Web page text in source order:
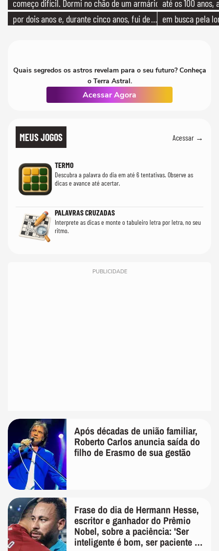
começo difícil. Dormi no chão de um armário
por dois anos e, durante cinco anos, fui de
até os 100
em busca pela
Quais segredos os astros revelam para o seu futuro? Conheça
o Terra Astral.
Acessar Agora
MEUS JOGOS Acessar →
TERMO
Descubra a palavra do dia em até 6 tentativas. Observe as
dicas e avance até acertar.
PALAVRAS CRUZADAS
Interprete as dicas e monte o tabuleiro letra por letra, no seu
ritmo.
PUBLICIDADE
Após décadas de união familiar,
Roberto Carlos anuncia saída do
filho de Erasmo de sua gestão
Frase do dia de Hermann Hesse,
escritor e ganhador do Prêmio
Nobel, sobre a paciência: 'Ser
inteligente é bom, ser paciente é